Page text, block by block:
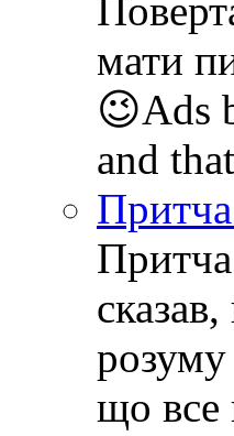
мати
😉Ads
and
Притча
розуму
що все